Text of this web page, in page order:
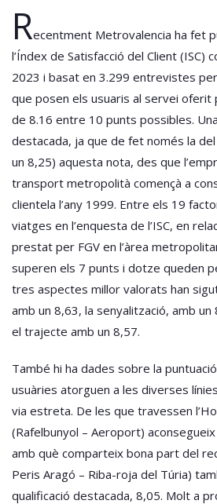
Recentment Metrovalencia ha fet
l’Índex de Satisfacció del Client (ISC)
2023 i basat en 3.299 entrevistes
que posen els usuaris al servei oferit
de 8.16 entre 10 punts possibles.
destacada, ja que de fet només la
un 8,25) aquesta nota, des que
transport metropolità començà a
clientela l’any 1999. Entre els 19
viatges en l’enquesta de l’ISC, en
prestat per FGV en l’àrea
superen els 7 punts i dotze queden
tres aspectes millor valorats han
amb un 8,63, la senyalització, amb
el trajecte amb un 8,57.
També hi ha dades sobre la
usuàries atorguen a les diverses
via estreta. De les que travessen
(Rafelbunyol – Aeroport) aconsegueix
amb què comparteix bona part del
Peris Aragó – Riba-roja del Túria)
qualificació destacada, 8,05. Molt a